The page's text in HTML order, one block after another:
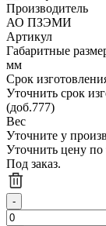
Производитель
АО ПЗЭМИ
Артикул
Габаритные
мм
Срок
Уточнить срок
(доб.777)
Вес
Уточните у
Уточнить цену по
Под заказ.